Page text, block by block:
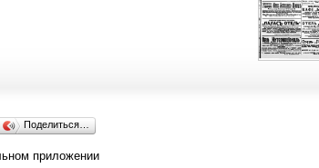
Поделиться…
приложении